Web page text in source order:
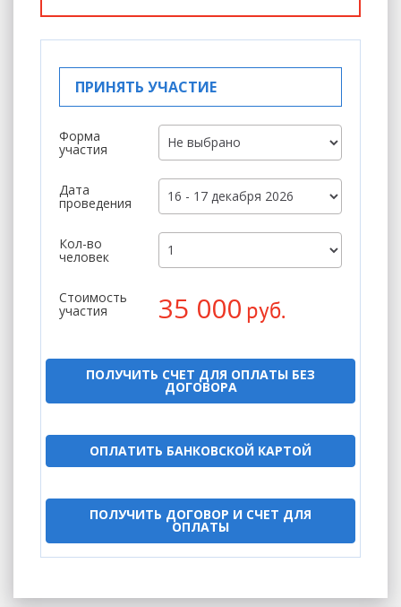
ПРИНЯТЬ УЧАСТИЕ
Форма
участия
Дата
проведения
Кол-во
человек
Стоимость
участия 35 000 руб.
ПОЛУЧИТЬ СЧЕТ ДЛЯ ОПЛАТЫ БЕЗ
ДОГОВОРА
ОПЛАТИТЬ БАНКОВСКОЙ КАРТОЙ
ПОЛУЧИТЬ ДОГОВОР И СЧЕТ ДЛЯ
ОПЛАТЫ